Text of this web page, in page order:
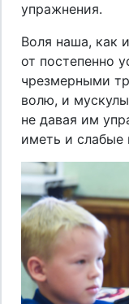
упражнения.
Воля наша, как
от постепенно
чрезмерными
волю, и
не давая им
иметь и слабые